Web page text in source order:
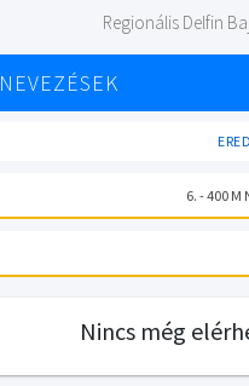
Regionális Delfin
NEVEZÉSEK
6. - 400 M
Nincs még